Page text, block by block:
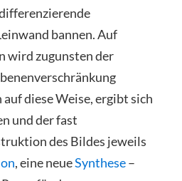
bannen. Auf
wird zugunsten der
diese Weise, ergibt sich
und der fast
des Bildes jeweils
, eine neueSynthese–